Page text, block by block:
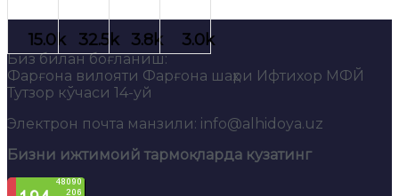
Биз билан боғланиш:
Фарғона вилояти Фарғона шаҳри Ифтихор МФЙ
Тутзор кўчаси 14-уй
Электрон почта манзили: info@alhidoya.uz
Бизни ижтимоий тармоқларда кузатинг